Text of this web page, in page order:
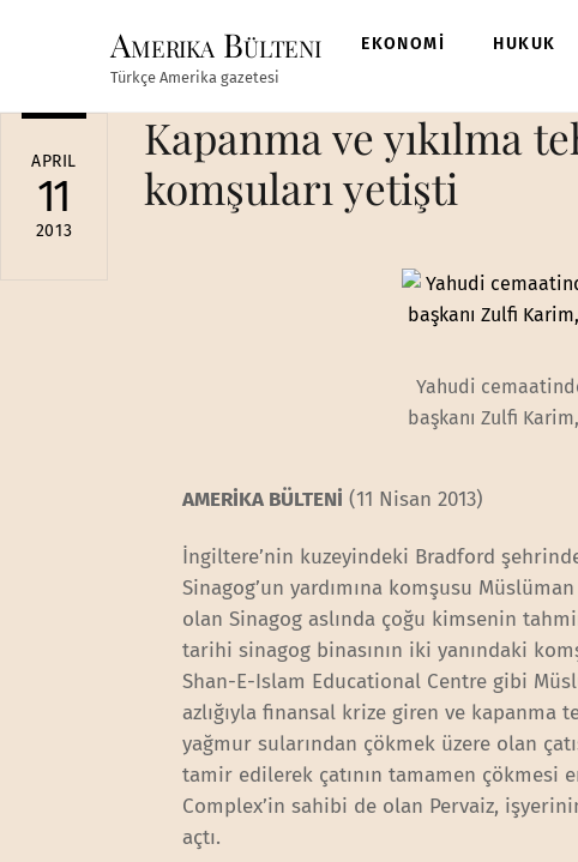
Amerika Bülteni
Türkçe Amerika gazetesi
EKONOMİ HUKUK
APRIL
11
2013
Kapanma ve yıkılma
komşuları yetişti
Yahudi
başkanı Zulfi
AMERİKA BÜLTENİ (11 Nisan 2013)
İngiltere’nin kuzeyindeki Bradford
Sinagog’un yardımına komşusu
olan Sinagog aslında çoğu kimsenin
tarihi sinagog binasının iki yanındaki
Shan-E-Islam Educational Centre gibi
azlığıyla finansal krize giren ve kapanma
yağmur sularından çökmek üzere olan
tamir edilerek çatının tamamen çökmesi
Complex’in sahibi de olan Pervaiz,
açtı.